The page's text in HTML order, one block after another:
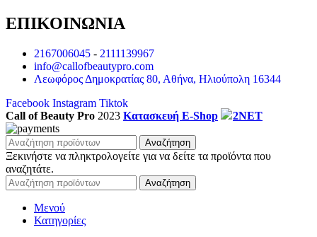
ΕΠΙΚΟΙΝΩΝΙΑ
2167006045 - 2111139967
info@callofbeautypro.com
Λεωφόρος Δημοκρατίας 80, Αθήνα, Ηλιούπολη 16344
Facebook Instagram Tiktok
Call of Beauty Pro 2023 Κατασκευή E-Shop 2NET
Αναζήτηση
Ξεκινήστε να πληκτρολογείτε για να δείτε τα προϊόντα που
αναζητάτε.
Αναζήτηση
Μενού
Κατηγορίες